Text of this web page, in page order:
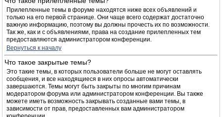
Прилепленные темы в форуме находятся ниже всех объявлений и
только на его первой странице. Они чаще всего содержат достаточно
важную информацию, поэтому вы должны прочесть их по возможности.
Так же, как и с объявлениями, права на создание прилепленных тем
предоставляются администратором конференции.
Вернуться к началу
Что такое закрытые темы?
Это такие темы, в которых пользователи больше не могут оставлять
сообщения, и все находящиеся в них опросы автоматически
завершаются. Темы могут быть закрыты по многим причинам
модератором форума или администратором конференции. Вы также
можете иметь возможность закрывать созданные вами темы, в
зависимости от прав, предоставленных вам администратором